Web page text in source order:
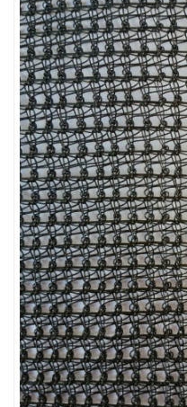
LƯỚI
LƯỚI
LƯỚI HÀNG